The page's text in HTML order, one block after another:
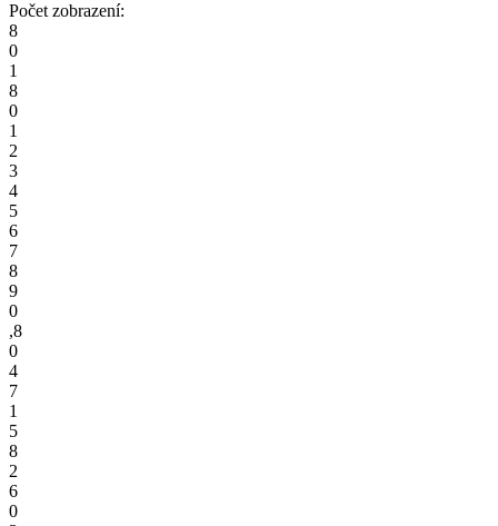
Počet zobrazení:
8
0
1
8
0
1
2
3
4
5
6
7
8
9
0
,8
0
4
7
1
5
8
2
6
0